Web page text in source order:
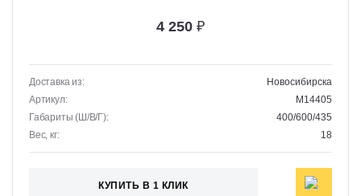
4 250 ₽
Доставка из:
Новосибирска
Артикул:
M14405
Габариты (Ш/В/Г):
400/600/435
Вес, кг:
18
КУПИТЬ В 1 КЛИК